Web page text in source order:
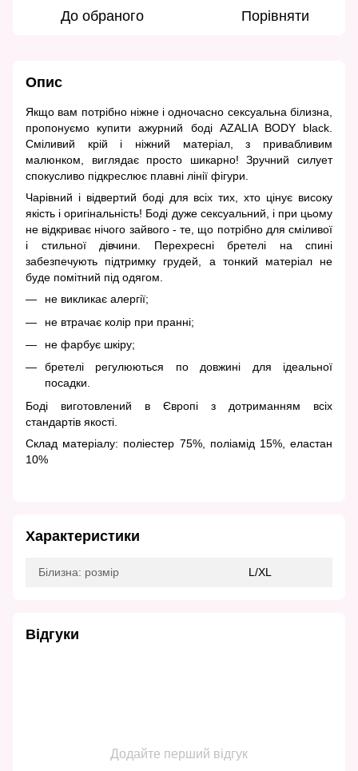
До обраного Порівняти
Опис
Якщо вам потрібно ніжне і одночасно сексуальна білизна,
пропонуємо купити ажурний боді AZALIA BODY black.
Сміливий крій і ніжний матеріал, з привабливим
малюнком, виглядає просто шикарно! Зручний силует
спокусливо підкреслює плавні лінії фігури.
Чарівний і відвертий боді для всіх тих, хто цінує високу
якість і оригінальність! Боді дуже сексуальний, і при цьому
не відкриває нічого зайвого - те, що потрібно для сміливої
​​і стильної дівчини. Перехресні бретелі на спині
забезпечують підтримку грудей, а тонкий матеріал не
буде помітний під одягом.
не викликає алергії;
не втрачає колір при пранні;
не фарбує шкіру;
бретелі регулюються по довжині для ідеальної
посадки.
Боді виготовлений в Європі з дотриманням всіх
стандартів якості.
Склад матеріалу: поліестер 75%, поліамід 15%, еластан
10%
Характеристики
Білизна: розмір L/XL
Відгуки
Додайте перший відгук